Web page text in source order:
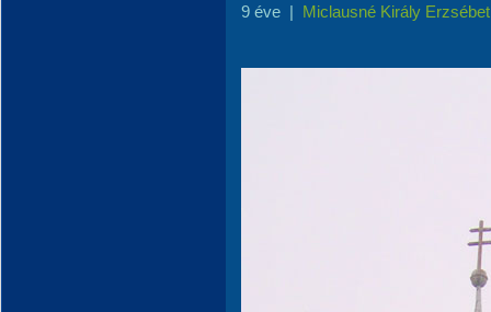
9 éve | Miclausné Király Erzsébet